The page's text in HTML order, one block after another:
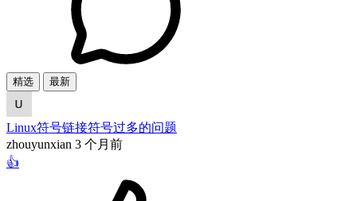
精选 最新
Linux符号链接符号过多的问题
zhouyunxian 3 个月前
👍